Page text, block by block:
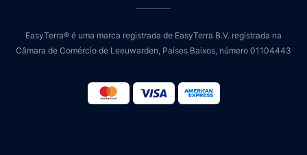
EasyTerra® é uma marca registrada de EasyTerra B.V. registrada na
Câmara de Comércio de Leeuwarden, Países Baixos, número 01104443